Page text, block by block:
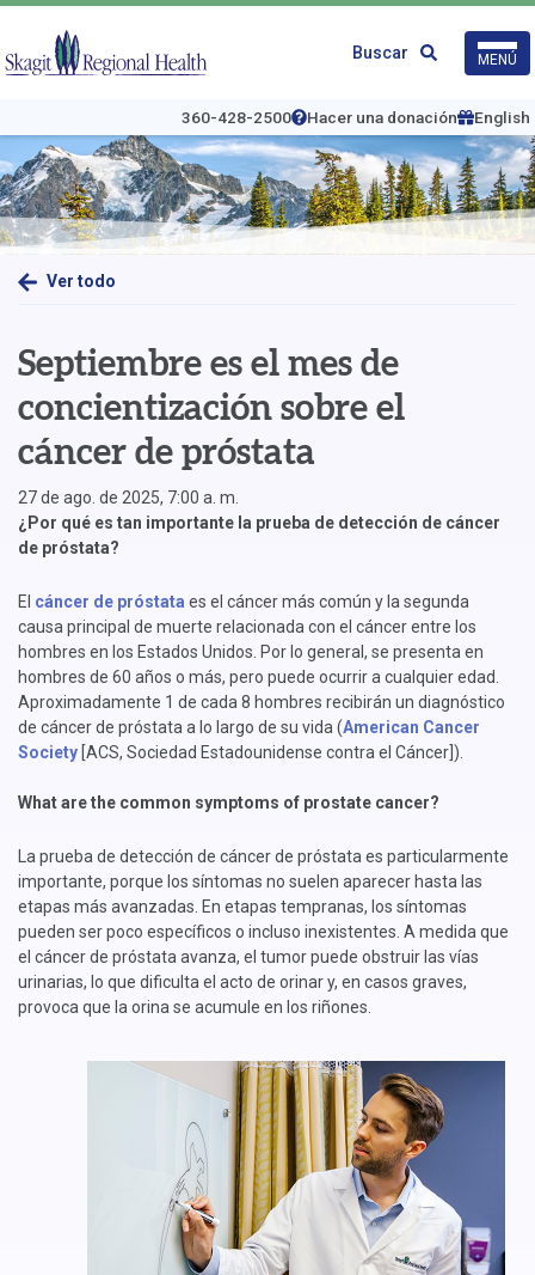
Ir
contenido
de
Health
360-428-2500 Hacer una donación English
Buscar MENÚ
Ver todo
Septiembre es el mes de
concientización sobre el
cáncer de próstata
27 de ago. de 2025, 7:00 a. m.
¿Por qué es tan importante la prueba de detección de cáncer
de próstata?
El cáncer de próstata es el cáncer más común y la segunda
causa principal de muerte relacionada con el cáncer entre los
hombres en los Estados Unidos. Por lo general, se presenta en
hombres de 60 años o más, pero puede ocurrir a cualquier edad.
Aproximadamente 1 de cada 8 hombres recibirán un diagnóstico
de cáncer de próstata a lo largo de su vida (American Cancer
Society [ACS, Sociedad Estadounidense contra el Cáncer]).
What are the common symptoms of prostate cancer?
La prueba de detección de cáncer de próstata es particularmente
importante, porque los síntomas no suelen aparecer hasta las
etapas más avanzadas. En etapas tempranas, los síntomas
pueden ser poco específicos o incluso inexistentes. A medida que
el cáncer de próstata avanza, el tumor puede obstruir las vías
urinarias, lo que dificulta el acto de orinar y, en casos graves,
provoca que la orina se acumule en los riñones.